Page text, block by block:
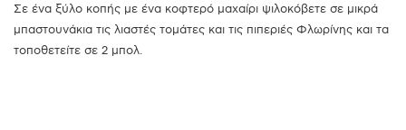
Σε ένα ξύλο κοπής με ένα κοφτερό μαχαίρι ψιλοκόβετε σε μικρά
μπαστουνάκια τις λιαστές τομάτες και τις πιπεριές Φλωρίνης και τα
τοποθετείτε σε 2 μπολ.